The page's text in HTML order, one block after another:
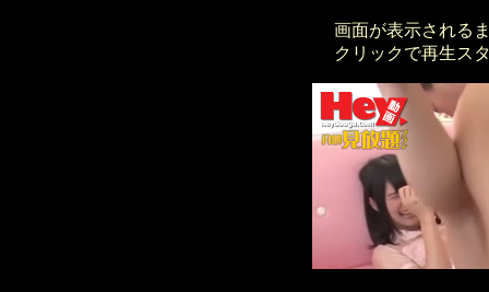
画面が表示される
クリックで再生ス